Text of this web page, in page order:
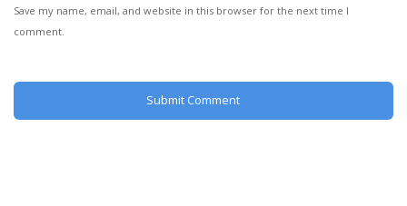
Save my name, email, and website in this browser for the next time I
comment.